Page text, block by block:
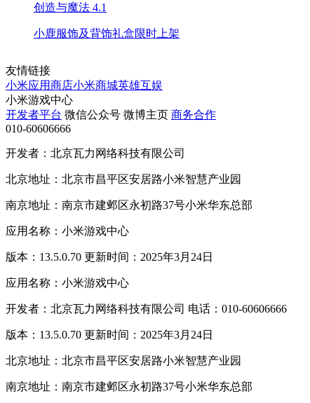
创造与魔法 4.1
小鹿服饰及背饰礼盒限时上架
友情链接
小米应用商店小米商城英雄互娱
小米游戏中心
开发者平台 微信公众号 微博主页 商务合作
010-60606666
开发者：北京瓦力网络科技有限公司
北京地址：北京市昌平区安居路小米智慧产业园
南京地址：南京市建邺区永初路37号小米华东总部
应用名称：小米游戏中心
版本：13.5.0.70 更新时间：2025年3月24日
应用名称：小米游戏中心
开发者：北京瓦力网络科技有限公司 电话：010-60606666
版本：13.5.0.70 更新时间：2025年3月24日
北京地址：北京市昌平区安居路小米智慧产业园
南京地址：南京市建邺区永初路37号小米华东总部